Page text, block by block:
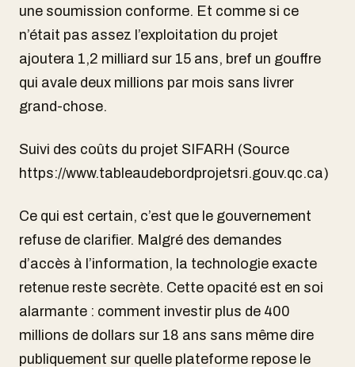
une soumission conforme. Et comme si ce
n’était pas assez l’exploitation du projet
ajoutera 1,2 milliard sur 15 ans, bref un gouffre
qui avale deux millions par mois sans livrer
grand-chose.
Suivi des coûts du projet SIFARH (Source
https://www.tableaudebordprojetsri.gouv.qc.ca)
Ce qui est certain, c’est que le gouvernement
refuse de clarifier. Malgré des demandes
d’accès à l’information, la technologie exacte
retenue reste secrète. Cette opacité est en soi
alarmante : comment investir plus de 400
millions de dollars sur 18 ans sans même dire
publiquement sur quelle plateforme repose le